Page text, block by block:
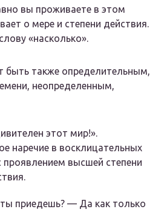
вы проживаете в этом
о мере и степени действия.
«насколько».
быть также определительным,
неопределенным,
этот мир!».
наречие в восклицательных
проявлением высшей степени
приедешь? — Да как только